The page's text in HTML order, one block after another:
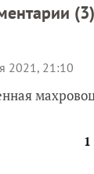
(3)
2021, 21:10
1